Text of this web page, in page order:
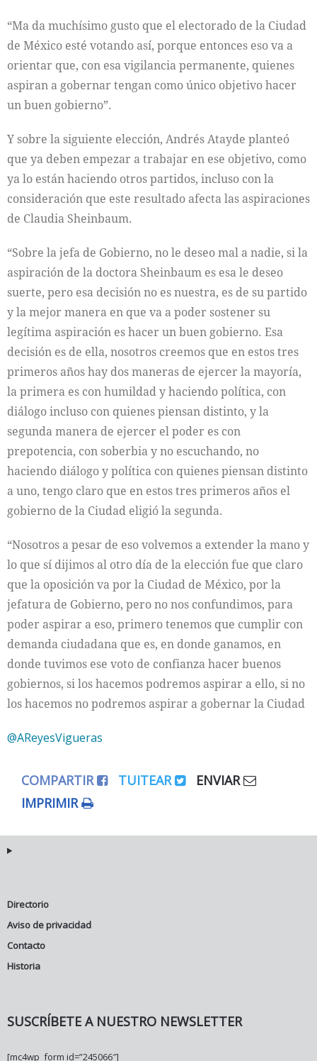
“Ma da muchísimo gusto que el electorado de la Ciudad
de México esté votando así, porque entonces eso va a
orientar que, con esa vigilancia permanente, quienes
aspiran a gobernar tengan como único objetivo hacer
un buen gobierno”.
Y sobre la siguiente elección, Andrés Atayde planteó
que ya deben empezar a trabajar en ese objetivo, como
ya lo están haciendo otros partidos, incluso con la
consideración que este resultado afecta las aspiraciones
de Claudia Sheinbaum.
“Sobre la jefa de Gobierno, no le deseo mal a nadie, si la
aspiración de la doctora Sheinbaum es esa le deseo
suerte, pero esa decisión no es nuestra, es de su partido
y la mejor manera en que va a poder sostener su
legítima aspiración es hacer un buen gobierno. Esa
decisión es de ella, nosotros creemos que en estos tres
primeros años hay dos maneras de ejercer la mayoría,
la primera es con humildad y haciendo política, con
diálogo incluso con quienes piensan distinto, y la
segunda manera de ejercer el poder es con
prepotencia, con soberbia y no escuchando, no
haciendo diálogo y política con quienes piensan distinto
a uno, tengo claro que en estos tres primeros años el
gobierno de la Ciudad eligió la segunda.
“Nosotros a pesar de eso volvemos a extender la mano y
lo que sí dijimos al otro día de la elección fue que claro
que la oposición va por la Ciudad de México, por la
jefatura de Gobierno, pero no nos confundimos, para
poder aspirar a eso, primero tenemos que cumplir con
demanda ciudadana que es, en donde ganamos, en
donde tuvimos ese voto de confianza hacer buenos
gobiernos, si los hacemos podremos aspirar a ello, si no
los hacemos no podremos aspirar a gobernar la Ciudad
@AReyesVigueras
COMPARTIR TUITEAR
ENVIAR
IMPRIMIR
Directorio
Aviso de privacidad
Contacto
Historia
SUSCRÍBETE A NUESTRO NEWSLETTER
[mc4wp_form id=”245066″]